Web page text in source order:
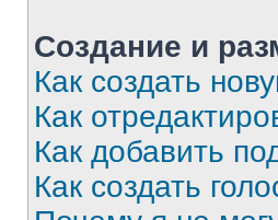
Создание и
Как создать
Как
Как добавить
Как создать